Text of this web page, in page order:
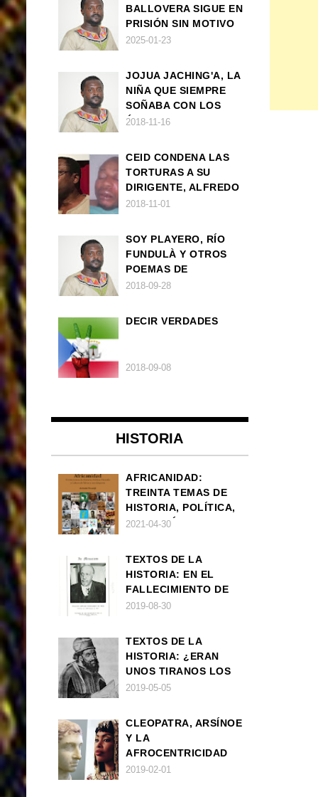
BALLOVERA SIGUE EN
PRISIÓN SIN MOTIVO
ALGUNO
2025-01-23
JOJUA JACHING'A, LA
NIÑA QUE SIEMPRE
SOÑABA CON LOS
ÁNGELES (UN CUENTO
2018-11-16
CEID CONDENA LAS
TORTURAS A SU
DIRIGENTE, ALFREDO
OKENVE
2018-11-01
SOY PLAYERO, RÍO
FUNDULÀ Y OTROS
POEMAS DE
FRANCISCO
2018-09-28
DECIR VERDADES
2018-09-08
HISTORIA
AFRICANIDAD:
TREINTA TEMAS DE
HISTORIA, POLÍTICA,
FILOSOFÍA Y CULTURA
2021-04-30
TEXTOS DE LA
HISTORIA: EN EL
FALLECIMIENTO DE
W.E.B. DU BOIS
2019-08-30
TEXTOS DE LA
HISTORIA: ¿ERAN
UNOS TIRANOS LOS
FARAONES?
2019-05-05
CLEOPATRA, ARSÍNOE
Y LA
AFROCENTRICIDAD
MAL ENTENDIDA
2019-02-01